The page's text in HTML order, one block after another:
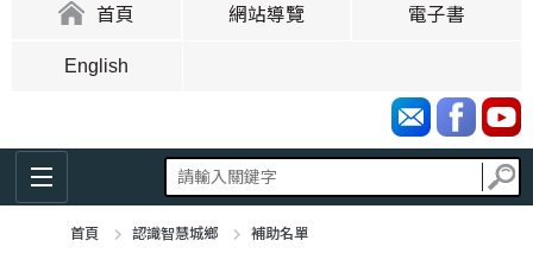
首頁 網站導覽 電子書
English
首頁 認識智慧城鄉 補助名單